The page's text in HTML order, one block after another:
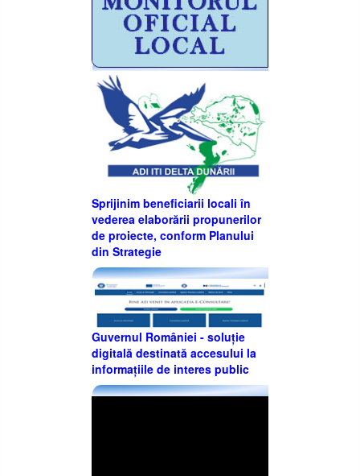
Sprijinim beneficiarii locali în
vederea elaborării propunerilor
de proiecte, conform Planului
din Strategie
Guvernul României - soluție
digitală destinată accesului la
informațiile de interes public